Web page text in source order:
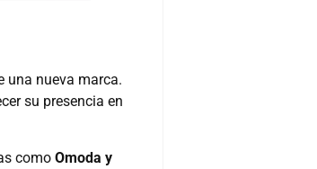
una nueva marca.
su presencia en
como Omoda y